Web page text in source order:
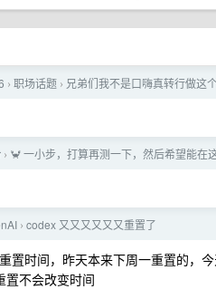
› 职场话题 › 兄弟们我不是口嗨真转行做这
› 🦀 一小步，打算再测一下，然后希望能在
› codex 又又又又又又重置了
置时间，昨天本来下周一重置的，今
置不会改变时间